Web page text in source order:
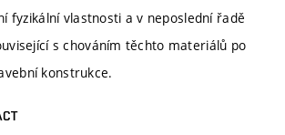
fyzikální vlastnosti a v neposlední řadě
s chováním těchto materiálů po
konstrukce.